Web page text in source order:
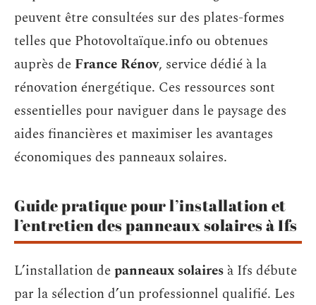
peuvent être consultées sur des plates-formes
telles que Photovoltaïque.info ou obtenues
auprès de France Rénov, service dédié à la
rénovation énergétique. Ces ressources sont
essentielles pour naviguer dans le paysage des
aides financières et maximiser les avantages
économiques des panneaux solaires.
Guide pratique pour l’installation et
l’entretien des panneaux solaires à Ifs
L’installation depanneaux solaires à Ifs débute
par la sélection d’un professionnel qualifié. Les